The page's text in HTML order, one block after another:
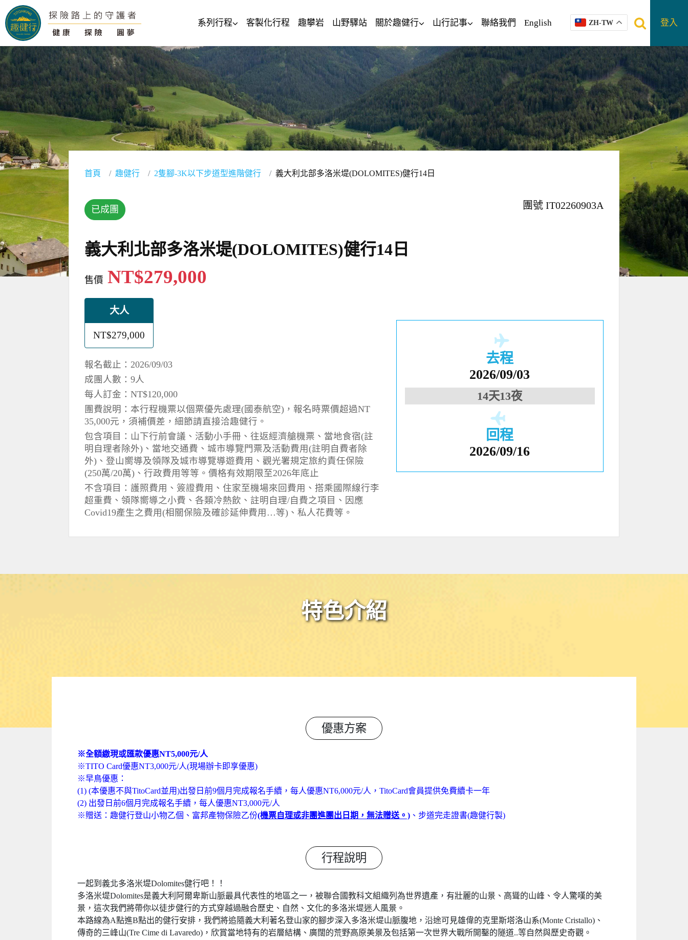
系列行程 客製化行程 趣攀岩 山野驛站 關於趣健行 山行記事 聯絡我們 English ZH-TW 登入
首頁 趣健行 2隻腳-3K以下步道型進階健行 義大利北部多洛米堤(DOLOMITES)健行14日
已成團 團號 IT02260903A
義大利北部多洛米堤(DOLOMITES)健行14日
售價 NT$279,000
大人
NT$279,000
報名截止：2026/09/03
成團人數：9人
每人訂金：NT$120,000
團費說明：本行程機票以個票優先處理(國泰航空)，報名時票價超過NT
35,000元，須補價差，細節請直接洽趣健行。
包含項目：山下行前會議、活動小手冊、往返經濟艙機票、當地食宿(註
明自理者除外)、當地交通費、城市導覽門票及活動費用(註明自費者除
外)、登山嚮導及領隊及城市導覽導遊費用、觀光署規定旅約責任保險
(250萬/20萬)、行政費用等等。價格有效期限至2026年底止
不含項目：護照費用、簽證費用、住家至機場來回費用、搭乘國際線行李
超重費、領隊嚮導之小費、各類冷熱飲、註明自理/自費之項目、因應
Covid19產生之費用(相關保險及確診延伸費用…等)、私人花費等。
去程
2026/09/03
14天13夜
回程
2026/09/16
特色介紹
優惠方案
※全額繳現或匯款優惠NT5,000元/人
※TITO Card優惠NT3,000元/人(現場辦卡即享優惠)
※早鳥優惠：
(1) (本優惠不與TitoCard並用)出發日前9個月完成報名手續，每人優惠NT6,000元/人，TitoCard會員提供免費續卡一年
(2) 出發日前6個月完成報名手續，每人優惠NT3,000元/人
※贈送：趣健行登山小物乙個、富邦產物保險乙份(機票自理或非團進團出日期，無法贈送。)、步道完走證書(趣健行製)
行程說明
一起到義北多洛米堤Dolomites健行吧！！
多洛米堤Dolomites是義大利阿爾卑斯山脈最具代表性的地區之一，被聯合國教科文組織列為世界遺產，有壯麗的山景、高聳的山峰、令人驚嘆的美
景，這次我們將帶你以徒步健行的方式穿越過融合歷史、自然、文化的多洛米堤迷人風景。
本路線為A點進B點出的健行安排，我們將追隨義大利著名登山家的腳步深入多洛米堤山脈腹地，沿途可見雄偉的克里斯塔洛山系(Monte Cristallo)、
傳奇的三峰山(Tre Cime di Lavaredo)，欣賞當地特有的岩層結構、廣闊的荒野高原美景及包括第一次世界大戰所開鑿的隧道..等自然與歷史奇觀。